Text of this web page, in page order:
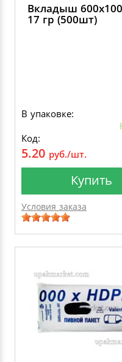
Вкладыш
17 гр (500шт)
В упаковке:
Код:
5.20 руб./шт.
Купить
Условия заказа